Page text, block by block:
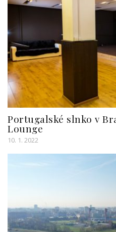
Portugalské slnko v
Lounge
10. 1. 2022